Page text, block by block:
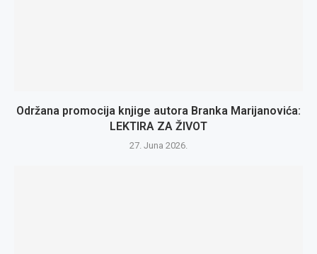
Održana promocija knjige autora Branka Marijanovića:
LEKTIRA ZA ŽIVOT
27. Juna 2026.